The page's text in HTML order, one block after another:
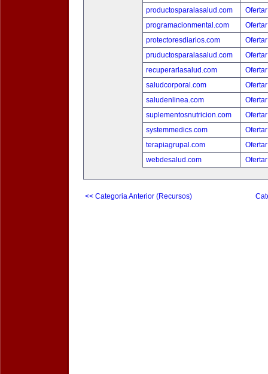
productosparalasalud.com
programacionmental.com
protectoresdiarios.com
pruductosparalasalud.com
recuperarlasalud.com
saludcorporal.com
saludenlinea.com
suplementosnutricion.com
systemmedics.com
terapiagrupal.com
webdesalud.com
<< Categoria Anterior (Recursos)